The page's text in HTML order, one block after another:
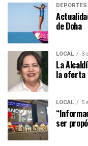
DEPORTES
de Doha
LOCAL 3
La
la oferta
LOCAL 5
ser